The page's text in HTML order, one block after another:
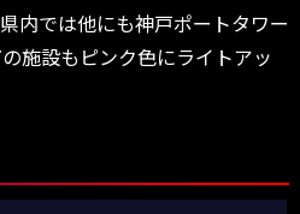
内では他にも神戸ポートタワー
施設もピンク色にライトアッ